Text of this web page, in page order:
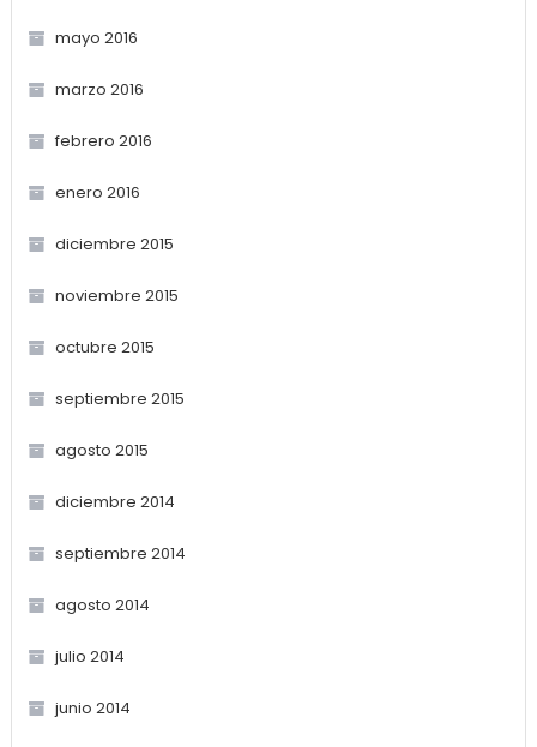
mayo 2016
marzo 2016
febrero 2016
enero 2016
diciembre 2015
noviembre 2015
octubre 2015
septiembre 2015
agosto 2015
diciembre 2014
septiembre 2014
agosto 2014
julio 2014
junio 2014